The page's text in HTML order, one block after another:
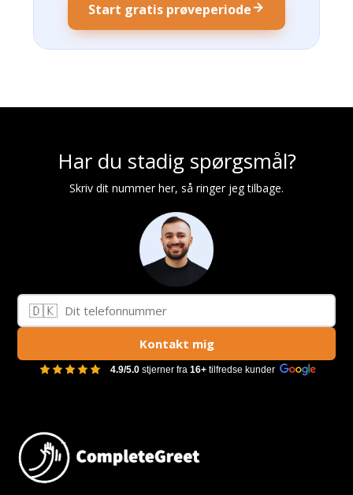
Start gratis prøveperiode
Har du stadig spørgsmål?
Skriv dit nummer her, så ringer jeg tilbage.
🇩🇰
Telefonnummer
Kontakt mig
4.9/5.0 stjerner fra 16+ tilfredse kunder